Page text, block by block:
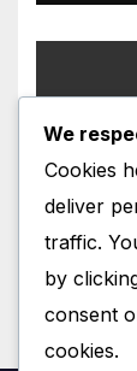
CATALA
We
Cookies
deliver
traffic.
by
consent
cookies.